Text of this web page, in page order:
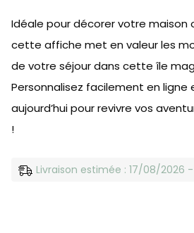
Idéale pour décorer votre maison
cette affiche met en valeur les
de votre séjour dans cette île
Personnalisez facilement en
aujourd’hui pour revivre vos
!
Livraison estimée : 17/08/2026